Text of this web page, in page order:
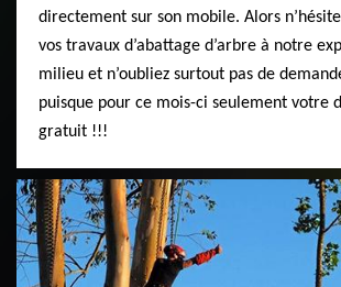
directement sur son mobile. Alors
vos travaux d’abattage d’arbre à notre
milieu et n’oubliez surtout pas de
puisque pour ce mois-ci seulement votre
gratuit !!!